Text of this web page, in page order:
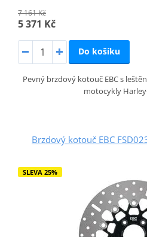
7 161 Kč
5 371 Kč
Do košíku
Pevný brzdový kotouč EBC s
motocykly
Brzdový kotouč EBC
SLEVA 25%